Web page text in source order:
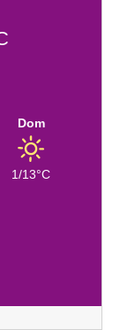
Dom
1/13°C